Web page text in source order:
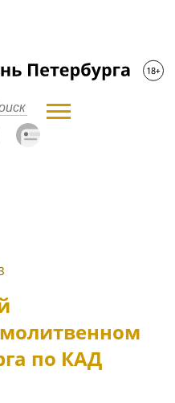
по КАД